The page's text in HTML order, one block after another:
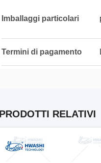
Imballaggi particolari
Termini di pagamento
PRODOTTI RELATIVI